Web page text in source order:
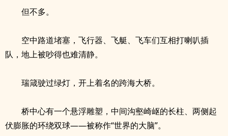
但不多。
空中路道堵塞，飞行器、飞艇、飞车们互相打喇叭插
队，地上被吵得也难清静。
瑞箴驶过绿灯，开上着名的跨海大桥。
桥中心有一个悬浮雕塑，中间沟壑崎岖的长柱、两侧起
伏膨胀的环绕双球——被称作“世界的大脑”。